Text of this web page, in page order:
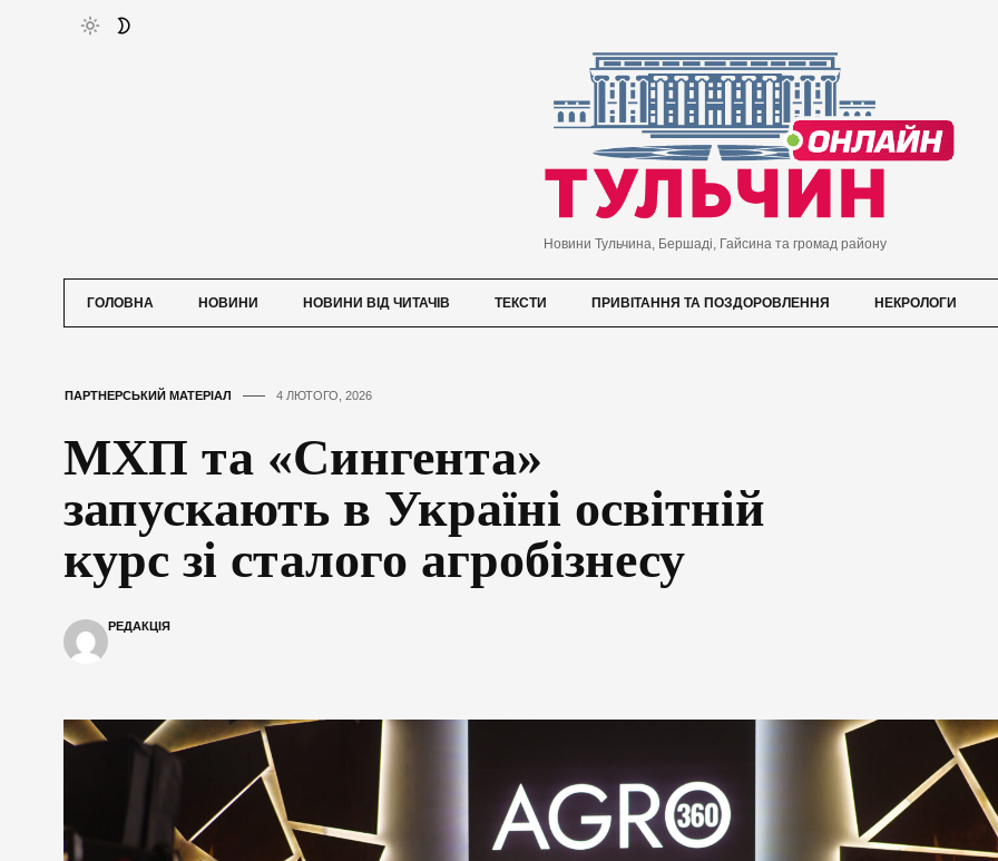
Новини Тульчина, Бершаді, Гайсина та громад району
ГОЛОВНА НОВИНИ НОВИНИ ВІД ЧИТАЧІВ ТЕКСТИ ПРИВІТАННЯ ТА ПОЗДОРОВЛЕННЯ НЕКРОЛОГИ
ПАРТНЕРСЬКИЙ МАТЕРІАЛ 4 ЛЮТОГО, 2026
МХП та «Сингента»
запускають в Україні освітній
курс зі сталого агробізнесу
РЕДАКЦІЯ